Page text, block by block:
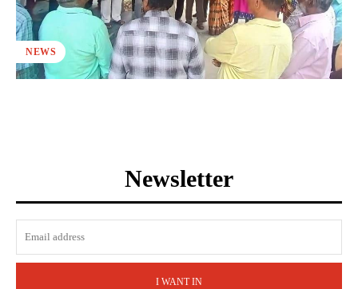
NEWS
Newsletter
I WANT IN